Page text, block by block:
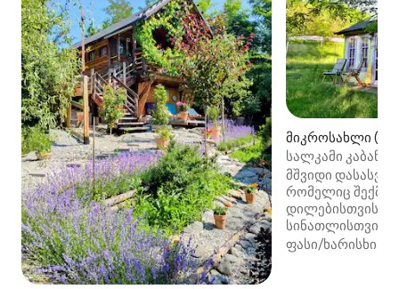
მიკროსახლი
სალკამი კაბანა
მშვიდი
რომელიც
დილებისთვის,
სინათლისთვის,
ფასი/ხარისხი